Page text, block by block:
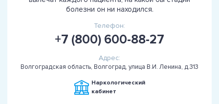
болезни он ни находился.
Телефон:
+7 (800) 600-88-27
Адрес:
Волгоградская область, Волгоград, улица В.И. Ленина, д.313
Наркологический
кабинет